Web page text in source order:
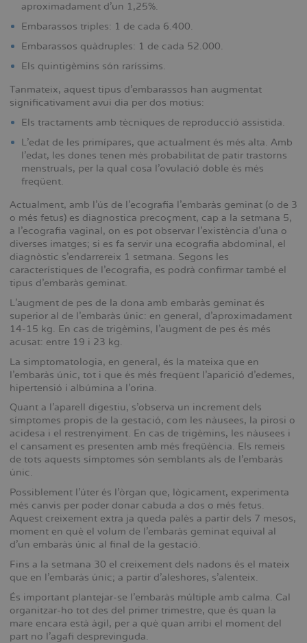
aproximadament d’un 1,25%.
Embarassos triples: 1 de cada 6.400.
Embarassos quàdruples: 1 de cada 52.000.
Els quintigèmins són raríssims.
Tanmateix, aquest tipus d’embarassos han augmentat
significativament avui dia per dos motius:
Els tractaments amb tècniques de reproducció assistida.
L’edat de les primípares, que actualment és més alta. Amb
l’edat, les dones tenen més probabilitat de patir trastorns
menstruals, per la qual cosa l’ovulació doble és més
freqüent.
Actualment, amb l’ús de l’ecografia l’embaràs geminat (o de 3
o més fetus) es diagnostica precoçment, cap a la setmana 5,
a l’ecografia vaginal, on es pot observar l’existència d’una o
diverses imatges; si es fa servir una ecografia abdominal, el
diagnòstic s’endarrereix 1 setmana. Segons les
característiques de l’ecografia, es podrà confirmar també el
tipus d’embaràs geminat.
L’augment de pes de la dona amb embaràs geminat és
superior al de l’embaràs únic: en general, d’aproximadament
14-15 kg. En cas de trigèmins, l’augment de pes és més
acusat: entre 19 i 23 kg.
La simptomatologia, en general, és la mateixa que en
l’embaràs únic, tot i que és més freqüent l’aparició d’edemes,
hipertensió i albúmina a l’orina.
Quant a l’aparell digestiu, s’observa un increment dels
símptomes propis de la gestació, com les nàusees, la pirosi o
acidesa i el restrenyiment. En cas de trigèmins, les nàusees i
el cansament es presenten amb més freqüència. Els remeis
de tots aquests símptomes són semblants als de l’embaràs
únic.
Possiblement l’úter és l’òrgan que, lògicament, experimenta
més canvis per poder donar cabuda a dos o més fetus.
Aquest creixement extra ja queda palès a partir dels 7 mesos,
moment en què el volum de l’embaràs geminat equival al
d’un embaràs únic al final de la gestació.
Fins a la setmana 30 el creixement dels nadons és el mateix
que en l’embaràs únic; a partir d’aleshores, s’alenteix.
És important plantejar-se l’embaràs múltiple amb calma. Cal
organitzar-ho tot des del primer trimestre, que és quan la
mare encara està àgil, per a què quan arribi el moment del
part no l’agafi desprevinguda.